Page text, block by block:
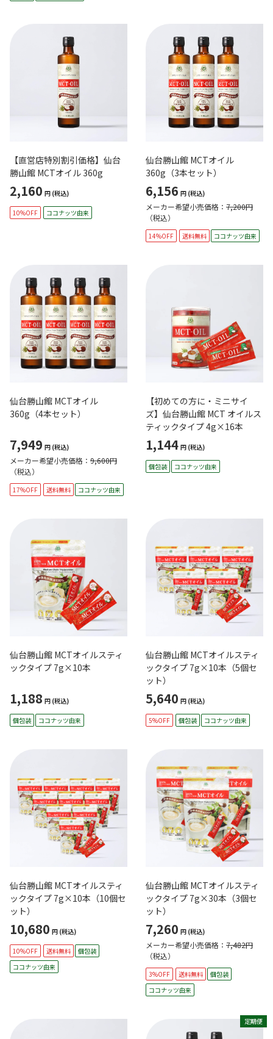
【直営店特別割引価格】仙台
勝山館 MCTオイル 360g
2,160 円 (税込)
10%OFF ココナッツ由来
仙台勝山館 MCTオイル
360g（3本セット）
6,156 円 (税込)
メーカー希望小売価格： 7,200円
（税込）
14%OFF 送料無料 ココナッツ由来
仙台勝山館 MCTオイル
360g（4本セット）
7,949 円 (税込)
メーカー希望小売価格： 9,600円
（税込）
17%OFF 送料無料 ココナッツ由来
【初めての方に・ミニサイ
ズ】仙台勝山館 MCT オイルス
ティックタイプ 4g×16本
1,144 円 (税込)
個包装 ココナッツ由来
仙台勝山館 MCTオイルスティ
ックタイプ 7g×10本
1,188 円 (税込)
個包装 ココナッツ由来
仙台勝山館 MCTオイルスティ
ックタイプ 7g×10本（5個セ
ット）
5,640 円 (税込)
5%OFF 個包装 ココナッツ由来
仙台勝山館 MCTオイルスティ
ックタイプ 7g×10本（10個セ
ット）
10,680 円 (税込)
10%OFF 送料無料
個包装
ココナッツ由来
仙台勝山館 MCTオイルスティ
ックタイプ 7g×30本（3個セ
ット）
7,260 円 (税込)
メーカー希望小売価格： 7,482円
（税込）
3%OFF 送料無料
個包装
ココナッツ由来
定期便